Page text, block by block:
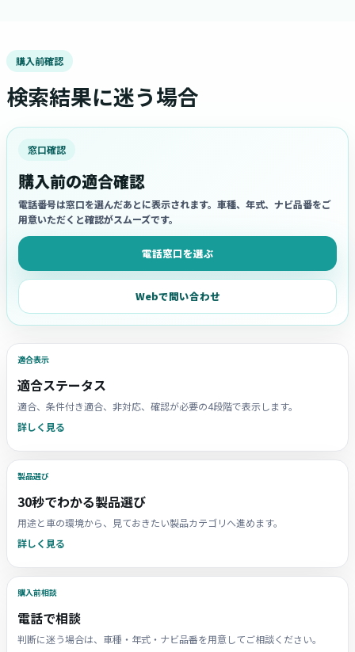
購入前確認
検索結果に迷う場合
窓口確認
購入前の適合確認
電話番号は窓口を選んだあとに表示されます。車種、年式、ナビ品番をご
用意いただくと確認がスムーズです。
電話窓口を選ぶ
Webで問い合わせ
適合表示
適合ステータス
適合、条件付き適合、非対応、確認が必要の4段階で表示します。
詳しく見る
製品選び
30秒でわかる製品選び
用途と車の環境から、見ておきたい製品カテゴリへ進めます。
詳しく見る
購入前相談
電話で相談
判断に迷う場合は、車種・年式・ナビ品番を用意してご相談ください。